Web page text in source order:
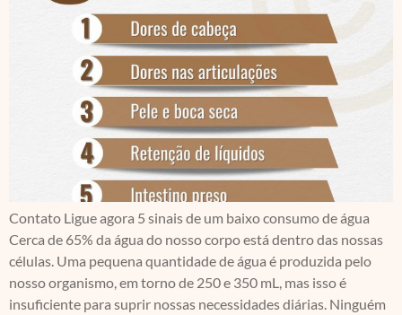
Contato Ligue agora 5 sinais de um baixo consumo de água
Cerca de 65% da água do nosso corpo está dentro das nossas
células. Uma pequena quantidade de água é produzida pelo
nosso organismo, em torno de 250 e 350 mL, mas isso é
insuficiente para suprir nossas necessidades diárias. Ninguém